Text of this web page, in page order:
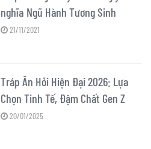
nghĩa Ngũ Hành Tương Sinh
21/11/2021
Tráp Ăn Hỏi Hiện Đại 2026: Lựa
Chọn Tinh Tế, Đậm Chất Gen Z
20/01/2025